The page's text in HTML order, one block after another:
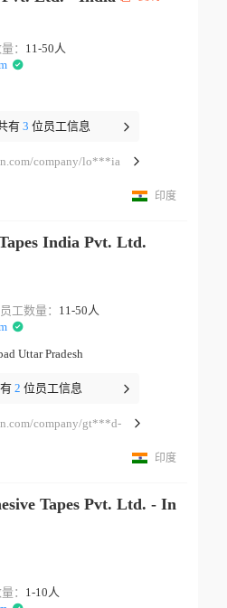
： 11-50人
有3 位员工信息
company/lo***ia
印度
India Pvt. Ltd.
员工数量： 11-50人
Uttar Pradesh
2 位员工信息
company/gt***d-
印度
Tapes Pvt. Ltd. - In
： 1-10人